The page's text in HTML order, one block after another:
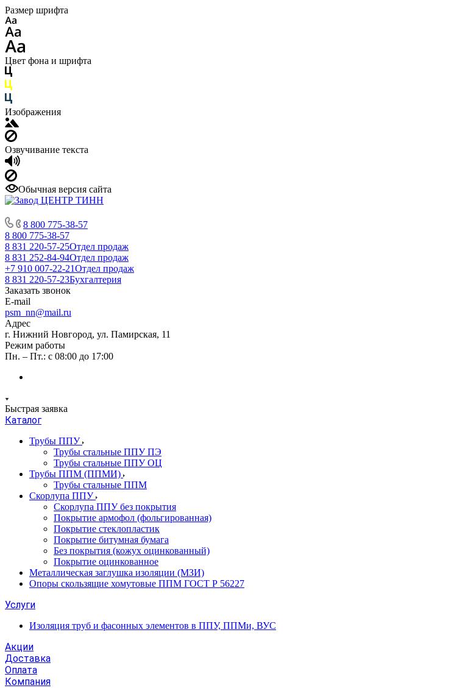
Размер шрифта
Цвет фона и шрифта
Изображения
Озвучивание текста
Обычная версия сайта
8 800 775-38-57
8 800 775-38-57
8 831 220-57-25Отдел продаж
8 831 252-84-94Отдел продаж
+7 910 007-22-21Отдел продаж
8 831 220-57-23Бухгалтерия
Заказать звонок
E-mail
psm_nn@mail.ru
Адрес
г. Нижний Новгород, ул. Памирская, 11
Режим работы
Пн. – Пт.: с 08:00 до 17:00
Быстрая заявка
Каталог
Трубы ППУ
Трубы стальные ППУ ПЭ
Трубы стальные ППУ ОЦ
Трубы ППМ (ППМИ)
Трубы стальные ППМ
Скорлупа ППУ
Скорлупа ППУ без покрытия
Покрытие армофол (фольгированная)
Покрытие стеклопластик
Покрытие битумная бумага
Без покрытия (кожух оцинкованный)
Покрытие оцинкованное
Металлическая заглушка изоляции (МЗИ)
Опоры скользящие хомутовые ППМ ГОСТ Р 56227
Услуги
Изоляция труб и фасонных элементов в ППУ, ППМи, ВУС
Акции
Доставка
Оплата
Компания